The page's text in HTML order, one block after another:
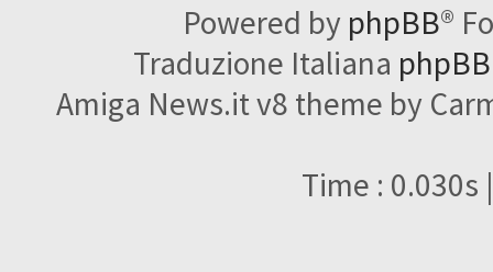
Powered by phpBB®
Traduzione Italiana
Amiga News.it v8 theme by
Time : 0.030s